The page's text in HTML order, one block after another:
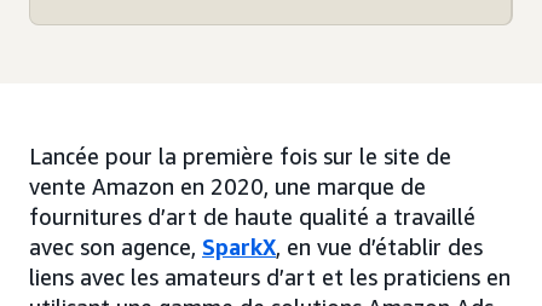
Lancée pour la première fois sur le site de
vente Amazon en 2020, une marque de
fournitures d’art de haute qualité a travaillé
avec son agence, SparkX, en vue d’établir des
liens avec les amateurs d’art et les praticiens en